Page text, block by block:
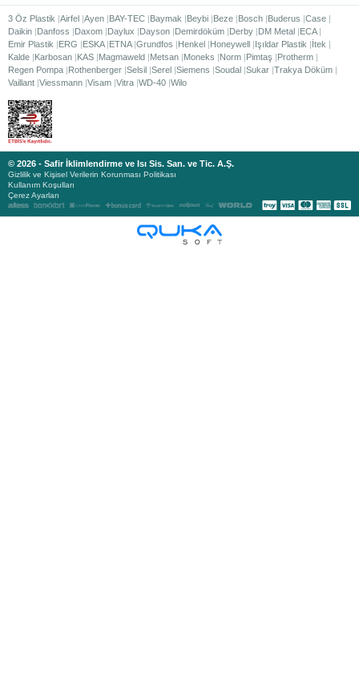
3 Öz Plastik Airfel Ayen BAY-TEC Baymak Beybi Beze Bosch Buderus Case
Daikin Danfoss Daxom Daylux Dayson Demirdöküm Derby DM Metal ECA
Emir Plastik
ERG ESKA ETNA Grundfos Henkel Honeywell Işıldar Plastik
İtek
Kalde Karbosan KAS Magmaweld Metsan Moneks Norm Pimtaş
Protherm
Regen Pompa Rothenberger Selsil Serel Siemens Soudal Sukar Trakya Döküm
Vaillant Viessmann Visam Vitra WD-40 Wilo
© 2026 - Safir İklimlendirme ve Isı Sis. San. ve Tic. A.Ş.
Gizlilik ve Kişisel Verilerin Korunması Politikası
Kullanım Koşulları
Çerez Ayarları